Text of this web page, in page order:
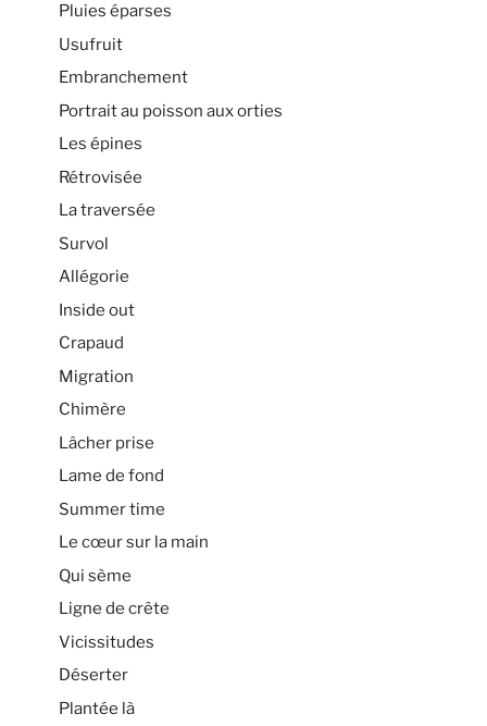
Pluies éparses
Usufruit
Embranchement
Portrait au poisson aux orties
Les épines
Rétrovisée
La traversée
Survol
Allégorie
Inside out
Crapaud
Migration
Chimère
Lâcher prise
Lame de fond
Summer time
Le cœur sur la main
Qui sème
Ligne de crête
Vicissitudes
Déserter
Plantée là